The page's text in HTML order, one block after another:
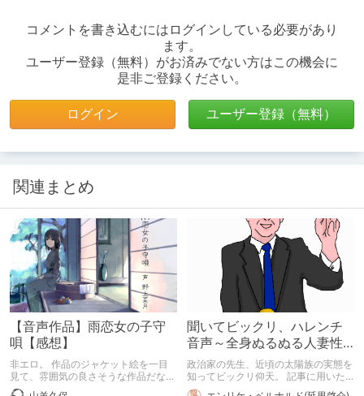
コメントを書き込むにはログインしている必要があり
ます。
ユーザー登録（無料）がお済みでない方はこの機会に
是非ご登録ください。
ログイン ユーザー登録（無料）
関連まとめ
【音声作品】雨恋女の子守
唄【感想】
非エロ。 作品のジャケット絵を一目
見て、雰囲気の良さそうな作品だなぁ
と体験版を視聴後、イメージと作品内
聞いてビックリ、ハレンチ
音声～全身ぬるぬる人妻性
感オイルマッサージ～
政治家の先生、近頃の太陽族の実態を
知ってビックリ仰天。 記事に用いた
画像はですね、Pixabayというです